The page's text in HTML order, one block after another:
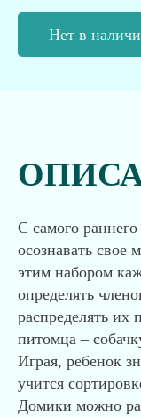
Нет в
С самого
осознавать свое
этим набором
определять
распределять
питомца –
Играя, ребенок
учится
Домики можно